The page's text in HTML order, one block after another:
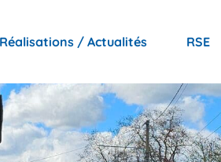
Réalisations / Actualités RSE